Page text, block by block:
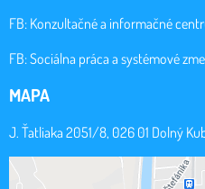
FB: Konzultačné a informačné
FB:Sociálna práca a systémové
MAPA
J. Ťatliaka 2051/8, 026 01 Dolný